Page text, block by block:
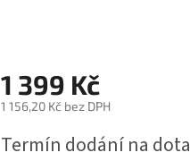
1 399 Kč
1 156,20 Kč bez DPH
cena:
Termín dodání na